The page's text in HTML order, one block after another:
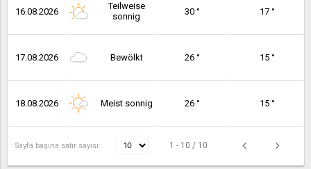
16.08.2026
Teilweise
sonnig
30 ° 17 °
17.08.2026 Bewölkt 26 ° 15 °
18.08.2026 Meist sonnig 26 ° 15 °
Sayfa başına satır sayısı: 1 - 10 / 10